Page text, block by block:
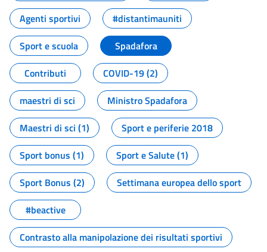
Agenti sportivi
#distantimauniti
Sport e scuola
Spadafora
Contributi
COVID-19 (2)
maestri di sci
Ministro Spadafora
Maestri di sci (1)
Sport e periferie 2018
Sport bonus (1)
Sport e Salute (1)
Sport Bonus (2)
Settimana europea dello sport
#beactive
Contrasto alla manipolazione dei risultati sportivi